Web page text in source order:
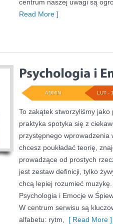
centrum naszej uwagi są
Read More ]
LUT -
ADMIN
To zakątek stworzyliśmy
praktyka spotyka się z
przystępnego wprowadzenia
chcesz poukładać teorię,
prowadzące od prostych
jest zestaw definicji, tylko
chcą lepiej rozumieć
Psychologia i Emocje w
W centrum serwisu są
alfabetu: rytm,
[ Read More ]